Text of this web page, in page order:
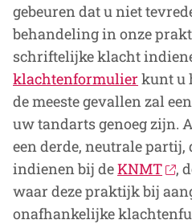
gebeuren dat u niet
behandeling in onze
schriftelijke klacht
klachtenformulier kunt u
de meeste gevallen zal
uw tandarts genoeg zijn.
een derde, neutrale
indienen bij deKNMT
,
waar deze praktijk bij
onafhankelijke